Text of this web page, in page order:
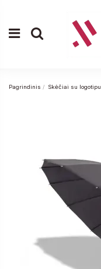
Pagrindinis Skėčiai su logotipu